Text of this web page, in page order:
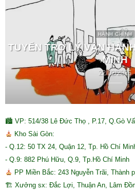
HÀNH CHÍNH
TUYỂN TRỢ LÝ VẬN
MINH
22/02/2026
🏙 VP: 514/38 Lê Đức Thọ , P.17, Q.Gò
Kho Sài Gòn:
- Q.12: 50 TX 24, Quận 12, Tp. Hồ Chí
- Q.9: 882 Phú Hữu, Q.9, Tp.Hồ Chí Minh
PP Miền Bắc: 243 Nguyễn Trãi, Thành
🏗 Xưởng sx: Đắc Lợi, Thuận An, Lâm